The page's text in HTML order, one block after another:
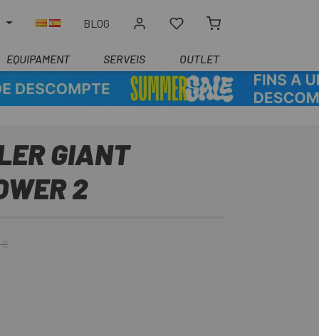
BLOG
EQUIPAMENT SERVEIS OUTLET
GIANT
2
€